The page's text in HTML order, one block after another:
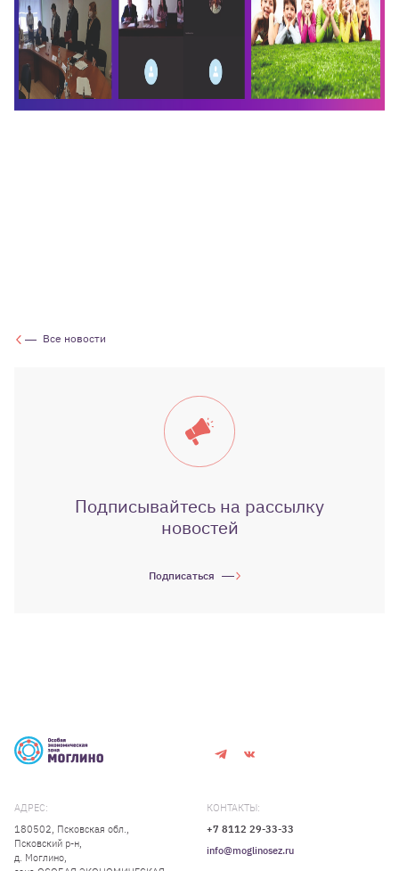
Все новости
Подписывайтесь на рассылку
новостей
Подписаться
АДРЕС:
180502, Псковская обл.,
Псковский р-н,
д. Моглино,
КОНТАКТЫ:
+7 8112 29-33-33
info@moglinosez.ru